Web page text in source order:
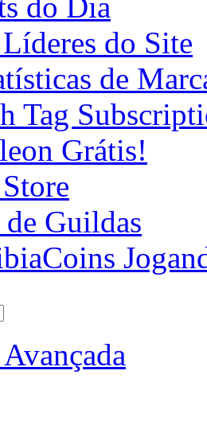
do Site
de
Tag
Grátis!
Guildas